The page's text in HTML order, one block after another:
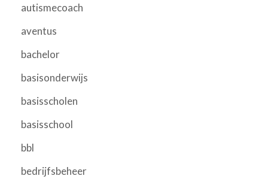
autismecoach
aventus
bachelor
basisonderwijs
basisscholen
basisschool
bbl
bedrijfsbeheer